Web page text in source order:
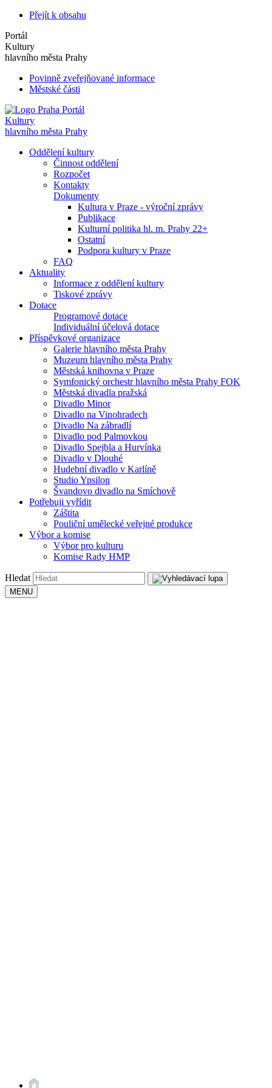
Přejít k obsahu
Portál
Kultury
hlavního města Prahy
Povinně zveřejňované informace
Městské části
Portál
Kultury
hlavního města Prahy
Oddělení kultury
Činnost oddělení
Rozpočet
Kontakty
Dokumenty
Kultura v Praze - výroční zprávy
Publikace
Kulturní politika hl. m. Prahy 22+
Ostatní
Podpora kultury v Praze
FAQ
Aktuality
Informace z oddělení kultury
Tiskové zprávy
Dotace
Programové dotace
Individuální účelová dotace
Příspěvkové organizace
Galerie hlavního města Prahy
Muzeum hlavního města Prahy
Městská knihovna v Praze
Symfonický orchestr hlavního města Prahy FOK
Městská divadla pražská
Divadlo Minor
Divadlo na Vinohradech
Divadlo Na zábradlí
Divadlo pod Palmovkou
Divadlo Spejbla a Hurvínka
Divadlo v Dlouhé
Hudební divadlo v Karlíně
Studio Ypsilon
Švandovo divadlo na Smíchově
Potřebuji vyřídit
Záštita
Pouliční umělecké veřejné produkce
Výbor a komise
Výbor pro kulturu
Komise Rady HMP
Hledat
MENU